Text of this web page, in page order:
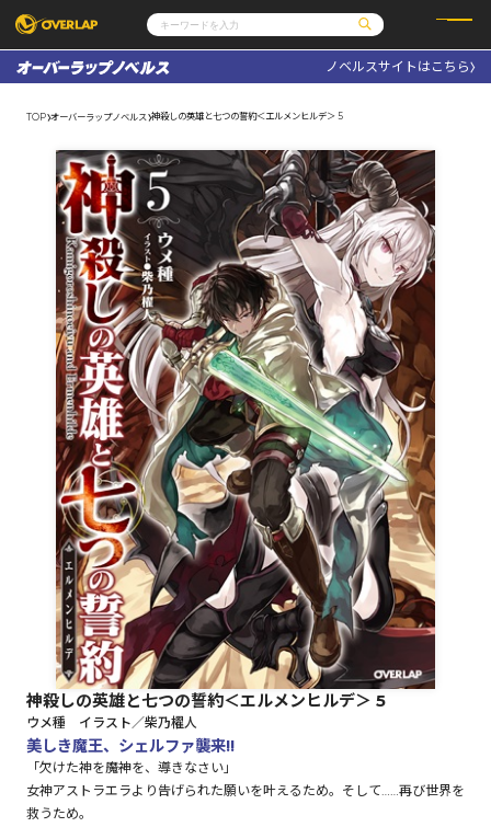
コミックガルド
コミッククリエ
文庫
ノベルス
その他
コミックエッセイ
ポケットモンスター
アニメ
ゲーム
通販・NEWS
OVERLAP STORE
オーバーラップ広報室
企業
会社概要
採用情報
アクセス
オーバーラップホールディングス
お問い合わせはこちら
オーバーラップ文庫
オーバーラップノベルス
オーバーラップノベルスf
ロサージュノベルス
コミックガルド
コミッククリエ
ノベルスサイトはこちら
TOP オーバーラップノベルス 神殺しの英雄と七つの誓約＜エルメンヒルデ＞ 5
神殺しの英雄と七つの誓約＜エルメンヒルデ＞ 5
ウメ種 イラスト／柴乃櫂人
美しき魔王、シェルファ襲来!!
「欠けた神を――魔神を、導きなさい」
女神アストラエラより告げられた願いを叶えるため。そして……再び世界を
救うため。